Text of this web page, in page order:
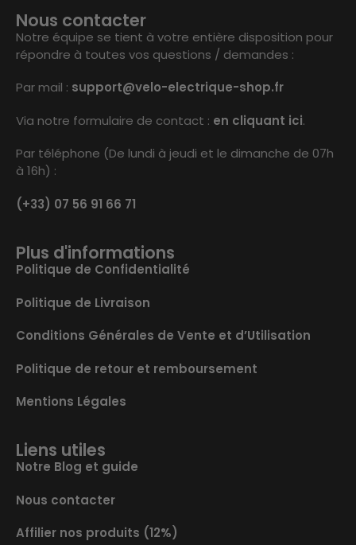
Nous contacter
Notre équipe se tient à votre entière disposition pour
répondre à toutes vos questions / demandes :
Par mail : support@velo-electrique-shop.fr
Via notre formulaire de contact : en cliquant ici.
Par téléphone (De lundi à jeudi et le dimanche de 07h
à 16h) :
(+33) 07 56 91 66 71
Plus d'informations
Politique de Confidentialité
Politique de Livraison
Conditions Générales de Vente et d’Utilisation
Politique de retour et remboursement
Mentions Légales
Liens utiles
Notre Blog et guide
Nous contacter
Affilier nos produits (12%)